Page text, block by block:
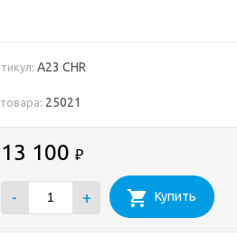
A23 CHR
25021
13 100 ₽
- + Купить